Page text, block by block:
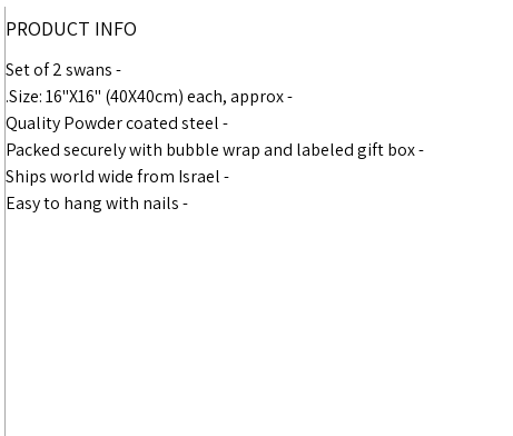
PRODUCT INFO
- Set of 2 swans
- Size: 16"X16" (40X40cm) each, approx.
- Quality Powder coated steel
- Packed securely with bubble wrap and labeled gift box
- Ships world wide from Israel
- Easy to hang with nails